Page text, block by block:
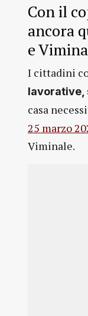
Con il
ancora
e
I cittadini
lavorative,
casa
25 marzo
Viminale.